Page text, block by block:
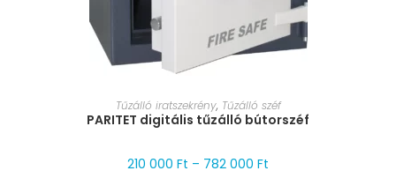
MÉRET VÁLASZTÁSA
Tűzálló iratszekrény, Tűzálló széf
PARITET digitális tűzálló bútorszéf
210 000 Ft – 782 000 Ft